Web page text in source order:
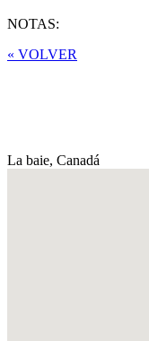
NOTAS:
« VOLVER
La baie, Canadá